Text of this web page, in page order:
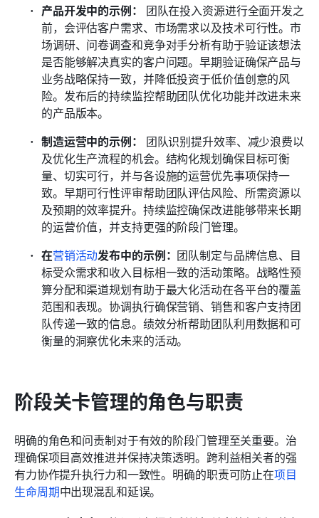
产品开发中的示例：
团队在投入资源进行全面开发之
前，会评估客户需求、市场需求以及技术可行性。市
场调研、问卷调查和竞争对手分析有助于验证该想法
是否能够解决真实的客户问题。早期验证确保产品与
业务战略保持一致，并降低投资于低价值创意的风
险。发布后的持续监控帮助团队优化功能并改进未来
的产品版本。
制造运营中的示例：
团队识别提升效率、减少浪费以
及优化生产流程的机会。结构化规划确保目标可衡
量、切实可行，并与各设施的运营优先事项保持一
致。早期可行性评审帮助团队评估风险、所需资源以
及预期的效率提升。持续监控确保改进能够带来长期
的运营价值，并支持更强的阶段门管理。
在营销活动发布中的示例： 团队制定与品牌信息、目
标受众需求和收入目标相一致的活动策略。战略性预
算分配和渠道规划有助于最大化活动在各平台的覆盖
范围和表现。协调执行确保营销、销售和客户支持团
队传递一致的信息。绩效分析帮助团队利用数据和可
衡量的洞察优化未来的活动。
阶段关卡管理的角色与职责
明确的角色和问责制对于有效的阶段门管理至关重要。治
理确保项目高效推进并保持决策透明。跨利益相关者的强
有力协作提升执行力和一致性。明确的职责可防止在项目
生命周期中出现混乱和延误。